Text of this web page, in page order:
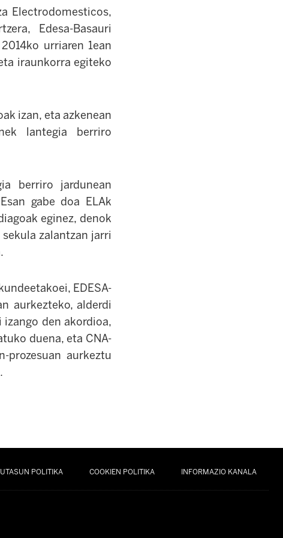
Electrodomesticos,
Edesa-Basauri
urriaren 1ean
iraunkorra egiteko
izan, eta azkenean
lantegia berriro
berriro jardunean
gabe doa ELAk
eginez, denok
zalantzan jarri
EDESA-
aurkezteko, alderdi
izango den akordioa,
duena, eta CNA-
prozesuan aurkeztu
POLITIKA COOKIEN POLITIKA INFORMAZIO KANALA